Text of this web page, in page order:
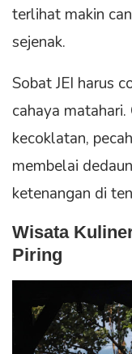
terlihat makin
sejenak.
Sobat JEI harus
cahaya
kecoklatan,
membelai
ketenangan di
Wisata
Piring